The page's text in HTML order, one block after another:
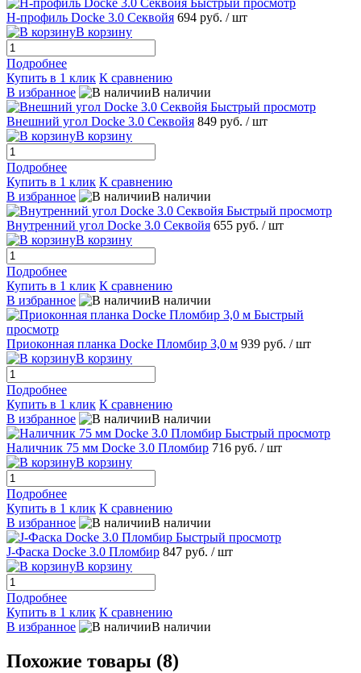
Быстрый просмотр
H-профиль Docke 3.0 Секвойя 694 руб. / шт
В корзину
Подробнее
Купить в 1 клик К сравнению
В избранное
В наличии
Быстрый просмотр
Внешний угол Docke 3.0 Секвойя 849 руб. / шт
В корзину
Подробнее
Купить в 1 клик К сравнению
В избранное
В наличии
Быстрый просмотр
Внутренний угол Docke 3.0 Секвойя 655 руб. / шт
В корзину
Подробнее
Купить в 1 клик К сравнению
В избранное
В наличии
Быстрый
просмотр
Приоконная планка Docke Пломбир 3,0 м 939 руб. / шт
В корзину
Подробнее
Купить в 1 клик К сравнению
В избранное
В наличии
Быстрый просмотр
Наличник 75 мм Docke 3.0 Пломбир 716 руб. / шт
В корзину
Подробнее
Купить в 1 клик К сравнению
В избранное
В наличии
Быстрый просмотр
J-Фаска Docke 3.0 Пломбир 847 руб. / шт
В корзину
Подробнее
Купить в 1 клик К сравнению
В избранное
В наличии
Похожие товары (8)